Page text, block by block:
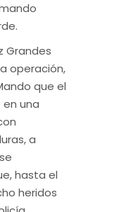
Grandes
operación,
que el
una
a
hasta el
heridos